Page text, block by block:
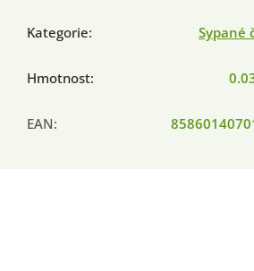
Kategorie: Sypané
Hmotnost:
EAN: